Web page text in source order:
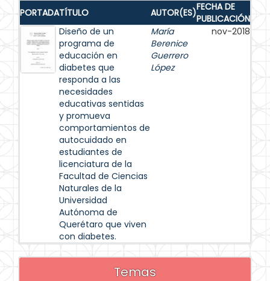
PORTADATÍTULO AUTOR(ES)FECHA DE
PUBLICACIÓN
Diseño de un
programa de
educación en
diabetes que
responda a las
necesidades
educativas sentidas
y promueva
comportamientos de
autocuidado en
estudiantes de
licenciatura de la
Facultad de Ciencias
Naturales de la
Universidad
Autónoma de
Querétaro que viven
con diabetes.
María
Berenice
Guerrero
López
nov-2018
Temas